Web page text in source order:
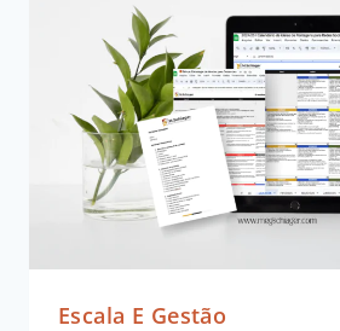
Escala E Gestão